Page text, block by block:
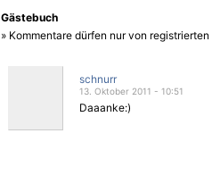
Gästebuch
» Kommentare dürfen nur von
schnurr
13. Oktober 2011 - 10:51
Daaanke:)